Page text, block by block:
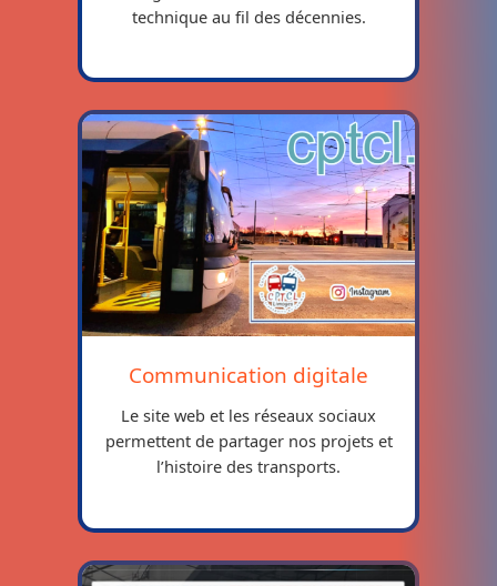
technique au fil des décennies.
Communication digitale
Le site web et les réseaux sociaux
permettent de partager nos projets et
l’histoire des transports.